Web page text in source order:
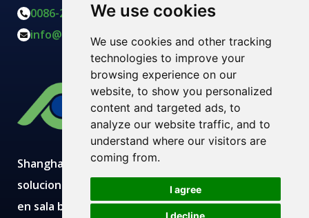
We use cookies
We use cookies and other tracking
technologies to improve your
browsing experience on our
website, to show you personalized
content and targeted ads, to
analyze our website traffic, and to
understand where our visitors are
coming from.
I agree
I decline
Shanghai Pullner desarrolla, fabrica y suministra
soluciones avanzadas de filtración con producción
en sala blanca, laboratorios modernos, equipos
0086-21-57718597|0086-21-57711314
info@pullner.com
¿Necesita ayuda?
Chatea con nosotros